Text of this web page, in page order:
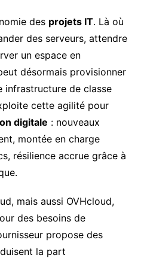
des projets IT. Là où
des serveurs, attendre
un espace en
désormais provisionner
infrastructure de classe
cette agilité pour
digitale : nouveaux
montée en charge
résilience accrue grâce à
mais aussi OVHcloud,
des besoins de
propose des
la part